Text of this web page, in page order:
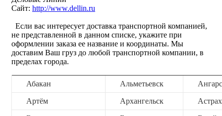
Сайт: http://www.dellin.ru
Если вас интересует доставка транспортной компанией,
не представленной в данном списке, укажите при
оформлении заказа ее название и координаты. Мы
доставим Ваш груз до любой транспортной компании, в
пределах города.
Абакан Альметьевск
Артём Архангельск